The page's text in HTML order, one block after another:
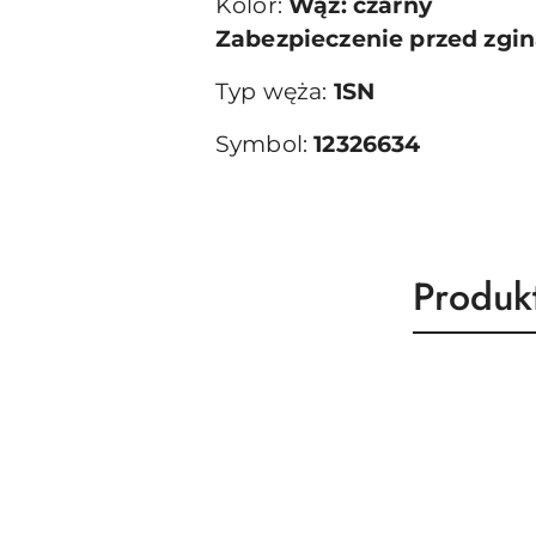
Zabezpieczenie przed
Typ węża: 1SN
Symbol:12326634
o